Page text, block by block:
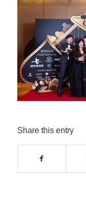
Share this entry